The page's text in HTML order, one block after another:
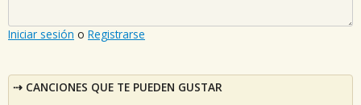
Iniciar sesión o Registrarse
CANCIONES QUE TE PUEDEN GUSTAR